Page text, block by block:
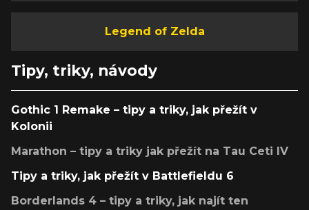
Legend of Zelda
Tipy, triky, návody
Gothic 1 Remake – tipy a triky, jak přežít v
Kolonii
Marathon – tipy a triky jak přežít na Tau Ceti IV
Tipy a triky, jak přežít v Battlefieldu 6
Borderlands 4 – tipy a triky, jak najít ten